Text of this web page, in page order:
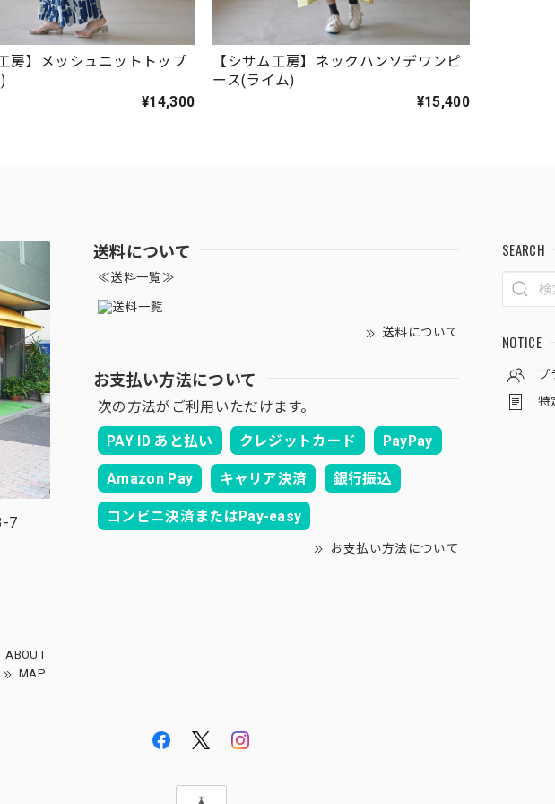
房】メッシュニットトップ
¥14,300
【シサム工房】ネックハンソデワンピ
ース(ライム)
¥15,400
7
ABOUT
MAP
送料について
≪送料一覧≫
送料について
お支払い方法について
次の方法がご利用いただけます。
PAY ID あと払い
クレジットカード PayPay
Amazon Pay キャリア決済 銀行振込
コンビニ決済またはPay-easy
お支払い方法について
SEARCH
NOTICE
プ
特